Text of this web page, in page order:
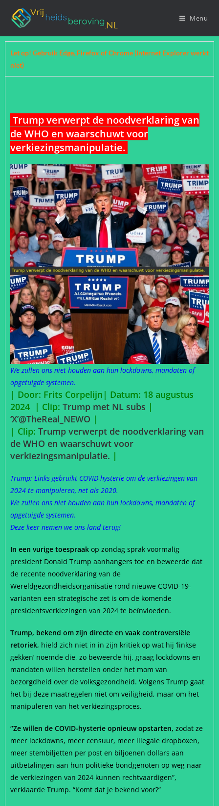
Menu
Let op! Gebruik Edge, Firefox of Chrome (Internet Explorer werkt
niet)
Trump verwerpt de noodverklaring van
de WHO en waarschuwt voor
verkiezingsmanipulatie.
We zullen ons niet houden aan hun lockdowns, mandaten of
opgetuigde systemen.
| Door: Frits Corpelijn| Datum: 18 augustus
2024 | Clip: Trump met NL subs |
‘X’@TheReal_NEWO |
| Clip: Trump verwerpt de noodverklaring van
de WHO en waarschuwt voor
verkiezingsmanipulatie. |
Trump: Links gebruikt COVID-hysterie om de verkiezingen van
2024 te manipuleren, net als 2020.
We zullen ons niet houden aan hun lockdowns, mandaten of
opgetuigde systemen.
Deze keer nemen we ons land terug!
In een vurige toespraak op zondag sprak voormalig
president Donald Trump aanhangers toe en beweerde dat
de recente noodverklaring van de
Wereldgezondheidsorganisatie rond nieuwe COVID-19-
varianten een strategische zet is om de komende
presidentsverkiezingen van 2024 te beïnvloeden.
Trump, bekend om zijn directe en vaak controversiële
retoriek, hield zich niet in in zijn kritiek op wat hij ‘linkse
gekken’ noemde die, zo beweerde hij, graag lockdowns en
mandaten willen herstellen onder het mom van
bezorgdheid over de volksgezondheid. Volgens Trump gaat
het bij deze maatregelen niet om veiligheid, maar om het
manipuleren van het verkiezingsproces.
“Ze willen de COVID-hysterie opnieuw opstarten, zodat ze
meer lockdowns, meer censuur, meer illegale dropboxen,
meer stembiljetten per post en biljoenen dollars aan
uitbetalingen aan hun politieke bondgenoten op weg naar
de verkiezingen van 2024 kunnen rechtvaardigen”,
verklaarde Trump. “Komt dat je bekend voor?”